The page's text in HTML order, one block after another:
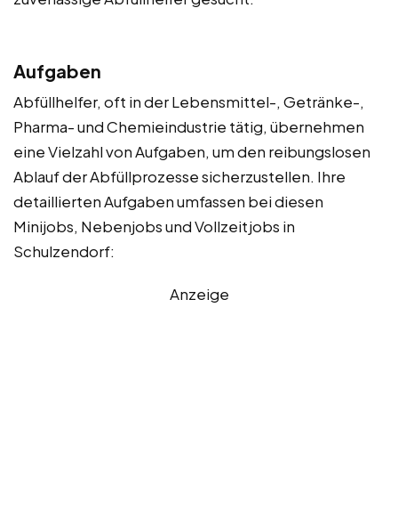
Aufgaben
Abfüllhelfer, oft in der Lebensmittel-, Getränke-,
Pharma- und Chemieindustrie tätig, übernehmen
eine Vielzahl von Aufgaben, um den reibungslosen
Ablauf der Abfüllprozesse sicherzustellen. Ihre
detaillierten Aufgaben umfassen bei diesen
Minijobs, Nebenjobs und Vollzeitjobs in
Schulzendorf:
Anzeige